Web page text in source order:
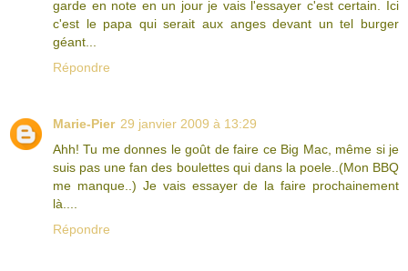
garde en note en un jour je vais l'essayer c'est certain. Ici
c'est le papa qui serait aux anges devant un tel burger
géant...
Répondre
Marie-Pier 29 janvier 2009 à 13:29
Ahh! Tu me donnes le goût de faire ce Big Mac, même si je
suis pas une fan des boulettes qui dans la poele..(Mon BBQ
me manque..) Je vais essayer de la faire prochainement
là....
Répondre